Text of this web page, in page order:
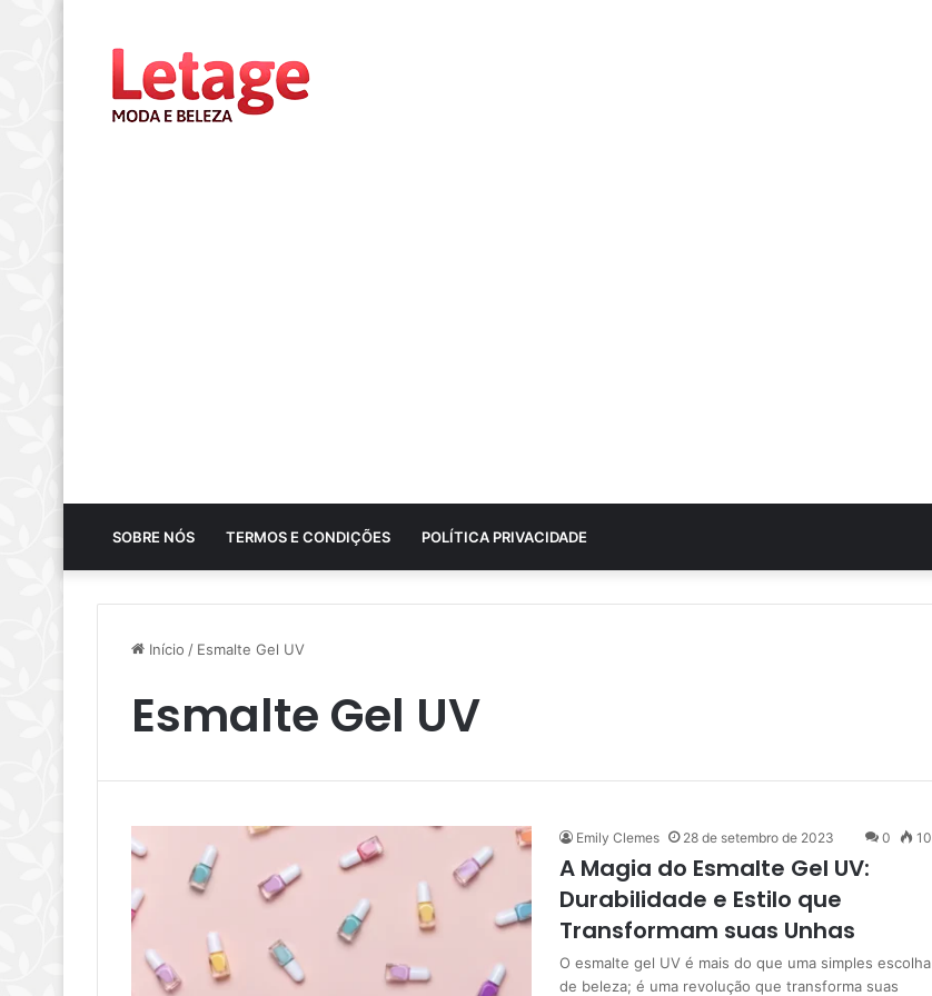
SOBRE NÓS TERMOS E CONDIÇÕES POLÍTICA PRIVACIDADE
Início / Esmalte Gel UV
Esmalte Gel UV
Emily Clemes 28 de setembro de 2023 0 10
A Magia do Esmalte Gel UV:
Durabilidade e Estilo que
Transformam suas Unhas
O esmalte gel UV é mais do que uma simples escolha
de beleza; é uma revolução que transforma suas